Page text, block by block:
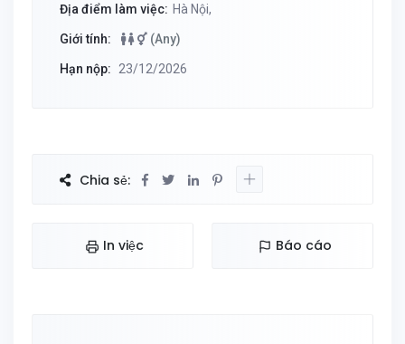
Địa điểm làm việc: Hà Nội,
Giới tính: (Any)
Hạn nộp: 23/12/2026
Chia sẻ:
In việc Báo cáo